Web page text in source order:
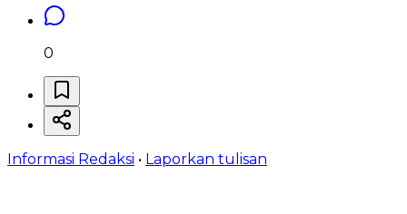
0
Informasi Redaksi • Laporkan tulisan